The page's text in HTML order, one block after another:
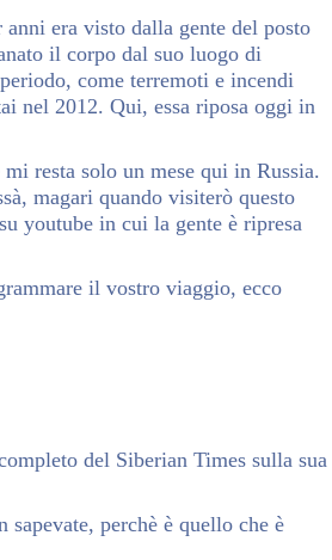
era visto dalla gente del posto
il corpo dal suo luogo di
come terremoti e incendi
nel 2012. Qui, essa riposa oggi in
resta solo un mese qui in Russia.
magari quando visiterò questo
youtube in cui la gente è ripresa
il vostro viaggio, ecco
del Siberian Times sulla sua
perchè è quello che è